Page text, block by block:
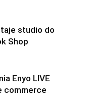
studio do
Shop
Enyo LIVE
commerce